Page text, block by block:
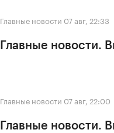
Главные новости 07 авг, 22:33
Главные новости.
Главные новости 07 авг, 22:00
Главные новости.